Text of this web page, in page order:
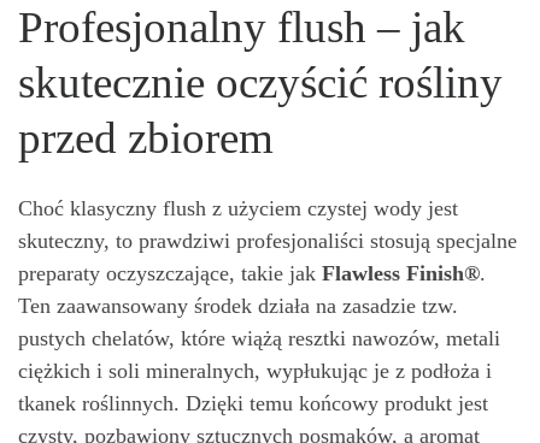
Profesjonalny flush – jak
skutecznie oczyścić rośliny
przed zbiorem
Choć klasyczny flush z użyciem czystej wody jest
skuteczny, to prawdziwi profesjonaliści stosują specjalne
preparaty oczyszczające, takie jak Flawless Finish®.
Ten zaawansowany środek działa na zasadzie tzw.
pustych chelatów, które wiążą resztki nawozów, metali
ciężkich i soli mineralnych, wypłukując je z podłoża i
tkanek roślinnych. Dzięki temu końcowy produkt jest
czysty, pozbawiony sztucznych posmaków, a aromat